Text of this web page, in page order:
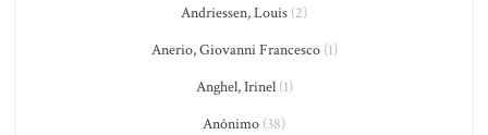
Andriessen, Louis (2)
Anerio, Giovanni Francesco(1)
Anghel, Irinel(1)
Anônimo (38)